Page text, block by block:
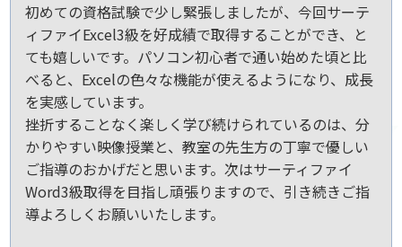
初めての資格試験で少し緊張しましたが、今回サーテ
ィファイExcel3級を好成績で取得することができ、と
ても嬉しいです。パソコン初心者で通い始めた頃と比
べると、Excelの色々な機能が使えるようになり、成長
を実感しています。
挫折することなく楽しく学び続けられているのは、分
かりやすい映像授業と、教室の先生方の丁寧で優しい
ご指導のおかげだと思います。次はサーティファイ
Word3級取得を目指し頑張りますので、引き続きご指
導よろしくお願いいたします。